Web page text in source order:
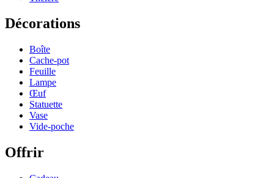
Décorations
Boîte
Cache-pot
Feuille
Lampe
Œuf
Statuette
Vase
Vide-poche
Offrir